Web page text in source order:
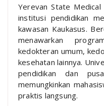
Yerevan State
institusi pendidikan
kawasan Kaukasus.
menawarkan
kedokteran umum,
kesehatan lainnya.
pendidikan dan
memungkinkan
praktis langsung.